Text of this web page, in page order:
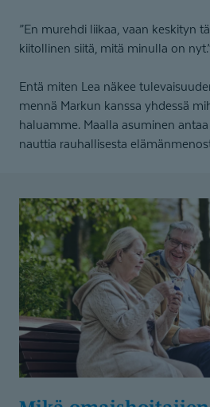
”En murehdi liikaa, vaan keskityn
kiitollinen siitä, mitä minulla on
Entä miten Lea näkee
mennä Markun kanssa yhdessä
haluamme. Maalla asuminen
nauttia rauhallisesta